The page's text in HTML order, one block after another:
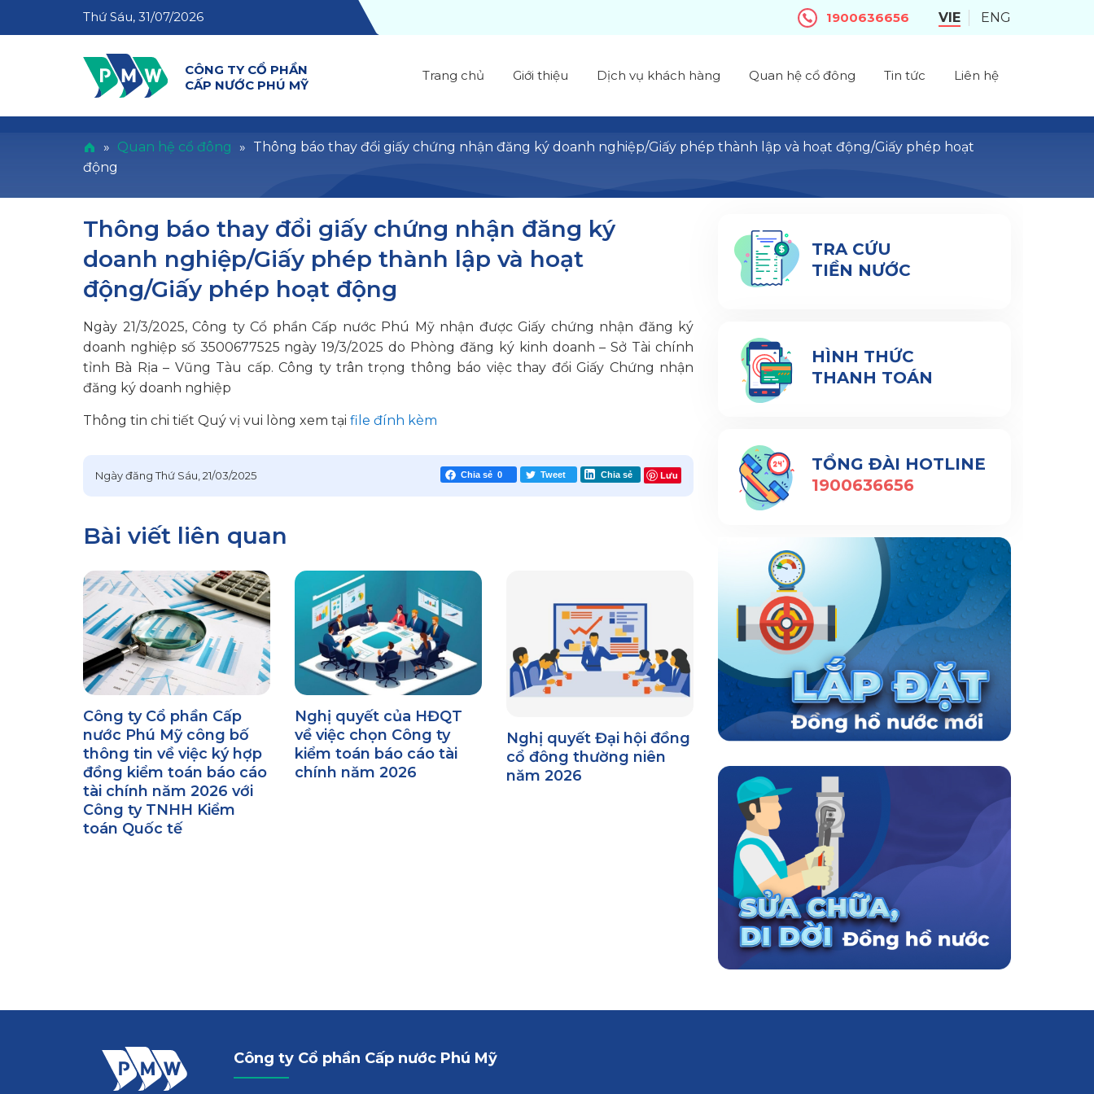
Thứ Sáu, 31/07/2026 1900636656 VIE ENG
CÔNG TY CỔ PHẦN
CẤP NƯỚC PHÚ MỸ
Trang chủ Giới thiệu Dịch vụ khách hàng Quan hệ cổ đông Tin tức Liên hệ
» Quan hệ cổ đông » Thông báo thay đổi giấy chứng nhận đăng ký doanh nghiệp/Giấy phép thành lập và hoạt động/Giấy phép hoạt
động
Thông báo thay đổi giấy chứng nhận đăng ký
doanh nghiệp/Giấy phép thành lập và hoạt
động/Giấy phép hoạt động
Ngày 21/3/2025, Công ty Cổ phần Cấp nước Phú Mỹ nhận được Giấy chứng nhận đăng ký
doanh nghiệp số 3500677525 ngày 19/3/2025 do Phòng đăng ký kinh doanh – Sở Tài chính
tỉnh Bà Rịa – Vũng Tàu cấp. Công ty trân trọng thông báo việc thay đổi Giấy Chứng nhận
đăng ký doanh nghiệp
Thông tin chi tiết Quý vị vui lòng xem tại file đính kèm
Ngày đăngThứ Sáu, 21/03/2025 Chia sẻ 0 Tweet Chia sẻ Lưu
Bài viết liên quan
Công ty Cổ phần Cấp
nước Phú Mỹ công bố
thông tin về việc ký hợp
đồng kiểm toán báo cáo
tài chính năm 2026 với
Công ty TNHH Kiểm
toán Quốc tế
Nghị quyết của HĐQT
về việc chọn Công ty
kiểm toán báo cáo tài
chính năm 2026
Nghị quyết Đại hội đồng
cổ đông thường niên
năm 2026
TRA CỨU
TIỀN NƯỚC
HÌNH THỨC
THANH TOÁN
TỔNG ĐÀI HOTLINE
1900636656
Công ty Cổ phần Cấp nước Phú Mỹ